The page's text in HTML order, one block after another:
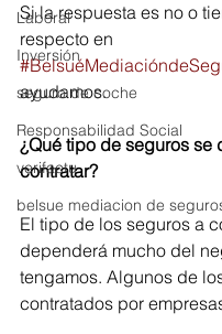
Laboral
Inversión
seguro de coche
Responsabilidad Social
verifactu
belsue mediacion de
Si la respuesta es no o
respecto en
ayudamos.
¿Qué tipo de seguros se
contratar?
El tipo de los seguros a
dependerá mucho del
tengamos. Algunos de
contratados por